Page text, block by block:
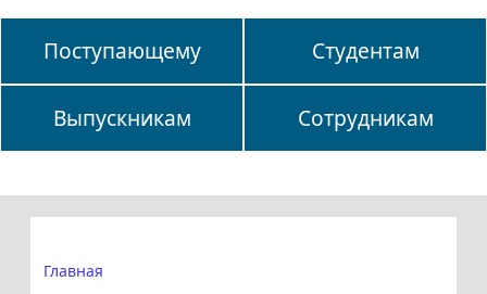
Поступающему Студентам
Выпускникам Сотрудникам
Главная